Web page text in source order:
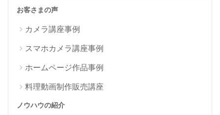
お客さまの声
カメラ講座事例
スマホカメラ講座事例
ホームページ作品事例
料理動画制作販売講座
ノウハウの紹介